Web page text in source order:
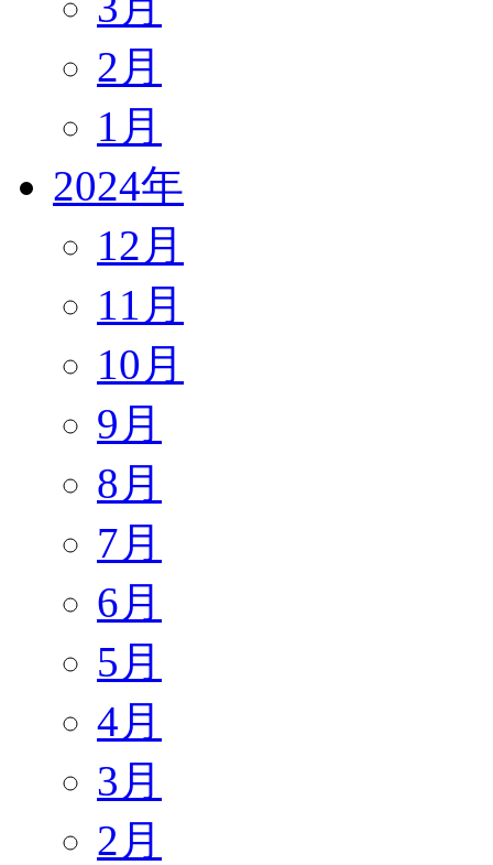
2月
1月
2024年
12月
11月
10月
9月
8月
7月
6月
5月
4月
3月
2月